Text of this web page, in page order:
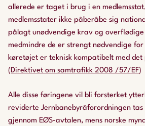
allerede er taget i brug i en
medlemsstater ikke påberåbe sig
pålagt unødvendige krav og
medmindre de er strengt nødvendige
køretøjet er teknisk kompatibelt med
(Direktivet om samtrafikk 2008 /57/EF)
Alle disse føringene vil bli forsterket
reviderte Jernbanebyråforordningen tas
gjennom EØS-avtalen, mens norske